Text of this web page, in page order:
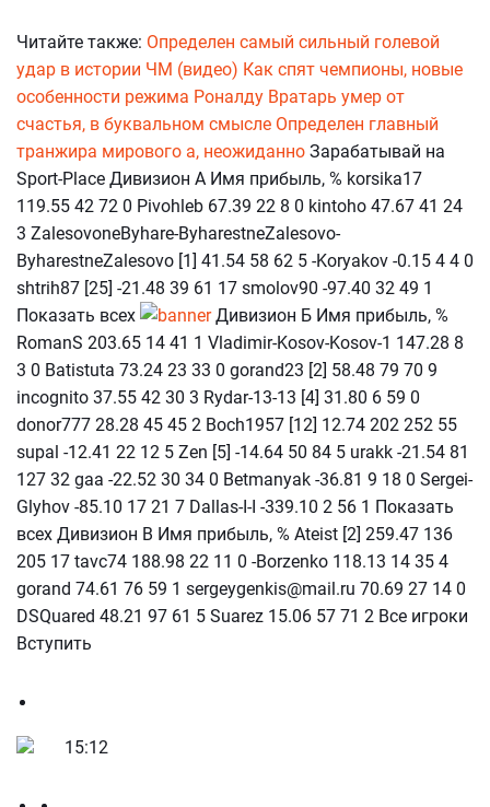
Читайте также: Определен самый сильный голевой
удар в истории ЧМ (видео) Как спят чемпионы, новые
особенности режима Роналду Вратарь умер от
счастья, в буквальном смысле Определен главный
транжира мирового а, неожиданно Зарабатывай на
Sport-Place Дивизион А Имя прибыль, % korsika17
119.55 42 72 0 Pivohleb 67.39 22 8 0 kintoho 47.67 41 24
3 ZalesovoneByhare-ByharestneZalesovo-
ByharestneZalesovo [1] 41.54 58 62 5 -Koryakov -0.15 4 4 0
shtrih87 [25] -21.48 39 61 17 smolov90 -97.40 32 49 1
Показать всех
Дивизион Б Имя прибыль, %
RomanS 203.65 14 41 1 Vladimir-Kosov-Kosov-1 147.28 8
3 0 Batistuta 73.24 23 33 0 gorand23 [2] 58.48 79 70 9
incognito 37.55 42 30 3 Rydar-13-13 [4] 31.80 6 59 0
donor777 28.28 45 45 2 Boch1957 [12] 12.74 202 252 55
supal -12.41 22 12 5 Zen [5] -14.64 50 84 5 urakk -21.54 81
127 32 gaa -22.52 30 34 0 Betmanyak -36.81 9 18 0 Sergei-
Glyhov -85.10 17 21 7 Dallas-I-I -339.10 2 56 1 Показать
всех Дивизион В Имя прибыль, % Ateist [2] 259.47 136
205 17 tavc74 188.98 22 11 0 -Borzenko 118.13 14 35 4
gorand 74.61 76 59 1 sergeygenkis@mail.ru 70.69 27 14 0
DSQuared 48.21 97 61 5 Suarez 15.06 57 71 2 Все игроки
Вступить
15:12